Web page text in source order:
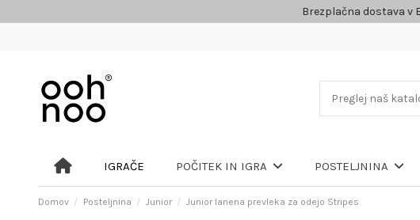
Brezplačna dostava v
IGRAČE POČITEK IN IGRA POSTELJNINA
Domov Posteljnina Junior Junior lanena prevleka za odejo Stripes